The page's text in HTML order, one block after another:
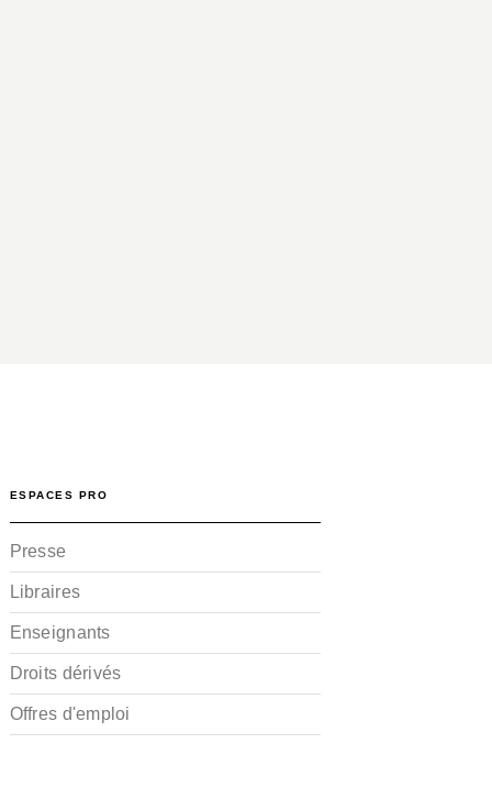
ESPACES PRO
Presse
Libraires
Enseignants
Droits dérivés
Offres d'emploi